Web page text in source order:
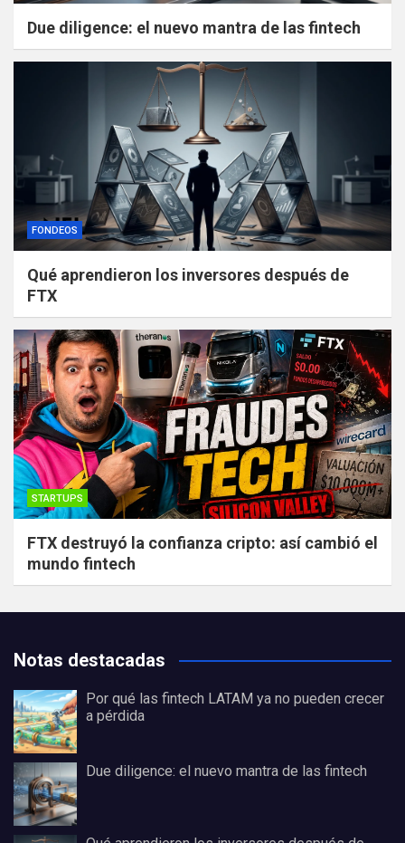
Due diligence: el nuevo mantra de las fintech
FONDEOS
Qué aprendieron los inversores después de
FTX
STARTUPS
FTX destruyó la confianza cripto: así cambió el
mundo fintech
Notas destacadas
Por qué las fintech LATAM ya no pueden crecer
a pérdida
Due diligence: el nuevo mantra de las fintech